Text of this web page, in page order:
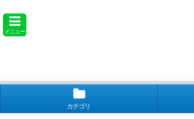
メニュー
カテゴリ